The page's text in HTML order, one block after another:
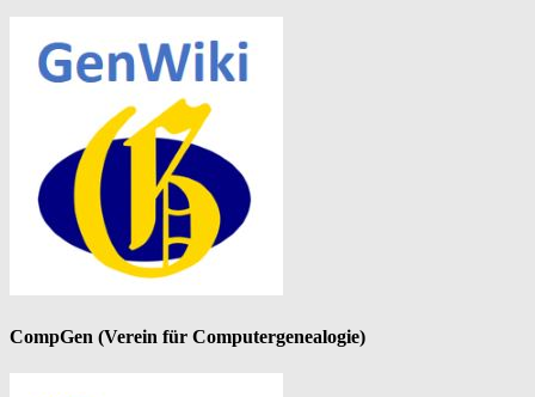
CompGen (Verein für Computergenealogie)